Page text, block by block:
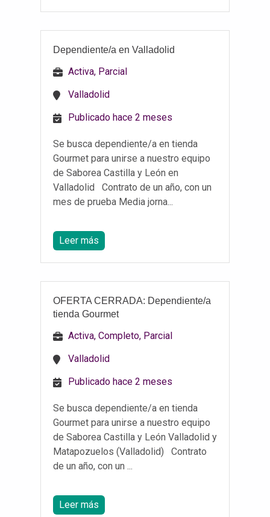
Dependiente/a en Valladolid
Activa, Parcial
Valladolid
Publicado hace 2 meses
Se busca dependiente/a en tienda
Gourmet para unirse a nuestro equipo
de Saborea Castilla y León en
Valladolid Contrato de un año, con un
mes de prueba Media jorna...
Leer más
OFERTA CERRADA: Dependiente/a
tienda Gourmet
Activa, Completo, Parcial
Valladolid
Publicado hace 2 meses
Se busca dependiente/a en tienda
Gourmet para unirse a nuestro equipo
de Saborea Castilla y León Valladolid y
Matapozuelos (Valladolid) Contrato
de un año, con un ...
Leer más